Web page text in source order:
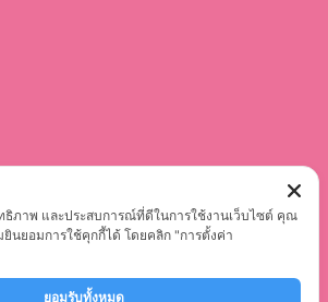
ทธิภาพ และประสบการณ์ที่ดีในการใช้งานเว็บไซต์ คุณ
ยินยอมการใช้คุกกี้ได้ โดยคลิก "การตั้งค่า
ยอมรับทั้งหมด